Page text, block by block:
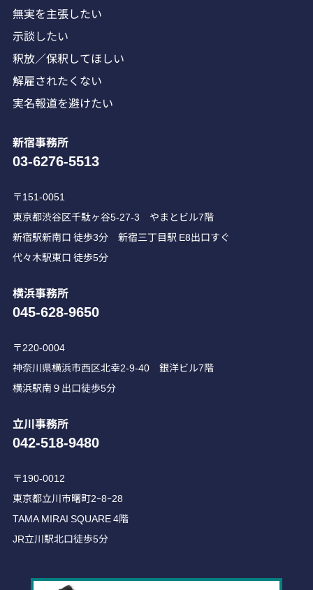
無実を主張したい
示談したい
釈放／保釈してほしい
解雇されたくない
実名報道を避けたい
新宿事務所
03-6276-5513
〒151-0051
東京都渋谷区千駄ヶ谷5-27-3 やまとビル7階
新宿駅新南口 徒歩3分 新宿三丁目駅 E8出口すぐ
代々木駅東口 徒歩5分
横浜事務所
045-628-9650
〒220-0004
神奈川県横浜市西区北幸2-9-40 銀洋ビル7階
横浜駅南９出口徒歩5分
立川事務所
042-518-9480
〒190-0012
東京都立川市曙町2ｰ8ｰ28
TAMA MIRAI SQUARE 4階
JR立川駅北口徒歩5分